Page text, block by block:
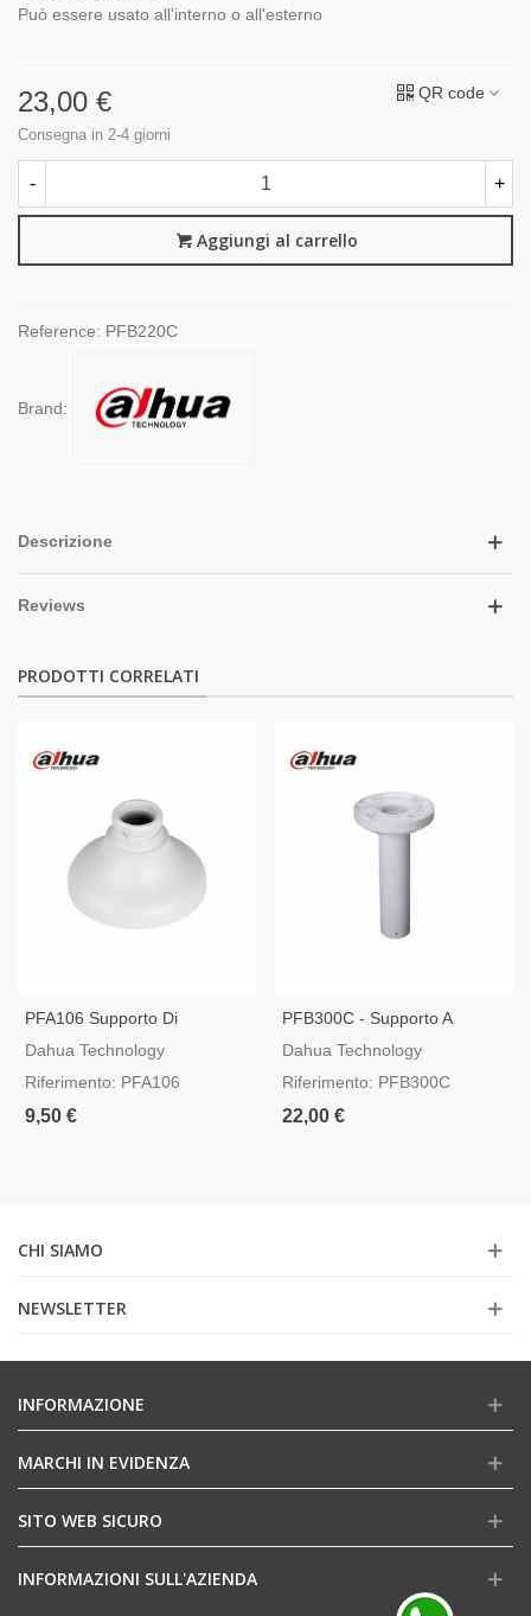
Può essere usato all'interno o all'esterno
23,00 €
Consegna in 2-4 giorni
QR code
- +
Aggiungi al carrello
Reference: PFB220C
Brand:
Descrizione
Reviews
PRODOTTI CORRELATI
PFA106 Supporto Di
Sospensione Per Telecamere
Dahua Technology
Riferimento: PFA106
9,50 €
PFB300C - Supporto A
Soffitto Per Installazione
Speed Dome Dahua
Dahua Technology
Riferimento: PFB300C
22,00 €
CHI SIAMO
NEWSLETTER
INFORMAZIONE
MARCHI IN EVIDENZA
SITO WEB SICURO
INFORMAZIONI SULL'AZIENDA